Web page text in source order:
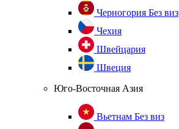
Черногория Без виз
Чехия
Швейцария
Швеция
Юго-Восточная Азия
Вьетнам Без виз